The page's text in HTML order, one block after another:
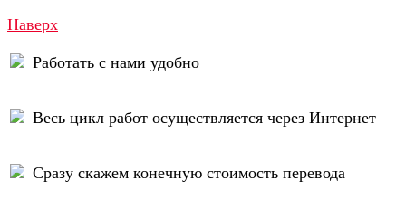
Наверх
Работать с нами удобно
Весь цикл работ осуществляется через Интернет
Сразу скажем конечную стоимость перевода